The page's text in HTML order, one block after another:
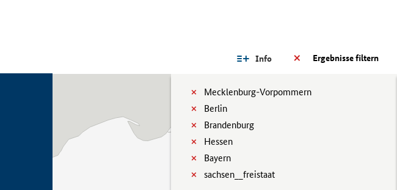
Ergebnisse filtern
Info
Mecklenburg-Vorpommern
Berlin
Brandenburg
Hessen
Bayern
sachsen__freistaat